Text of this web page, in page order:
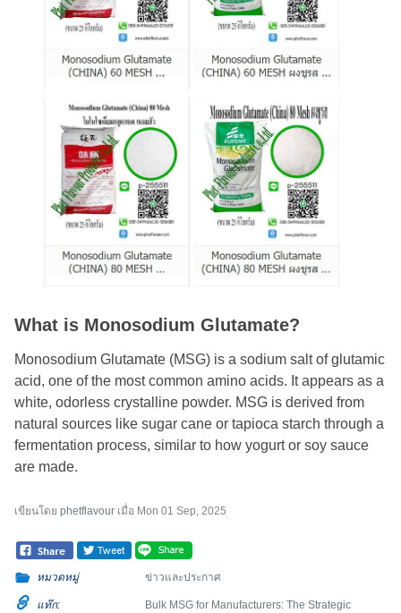
What is Monosodium Glutamate?
Monosodium Glutamate (MSG) is a sodium salt of glutamic
acid, one of the most common amino acids. It appears as a
white, odorless crystalline powder. MSG is derived from
natural sources like sugar cane or tapioca starch through a
fermentation process, similar to how yogurt or soy sauce
are made.
เขียนโดยphetflavour เมื่อ Mon 01 Sep, 2025
หมวดหมู่ ข่าวและประกาศ
แท๊ก:
Bulk MSG for Manufacturers: The Strategic